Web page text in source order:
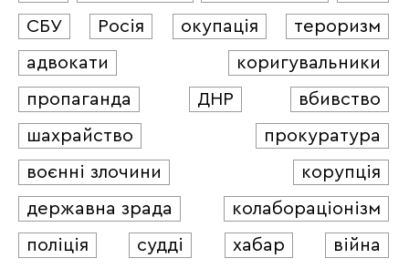
СБУ
Росія окупація
тероризм
адвокати
коригувальники
пропаганда
ДНР
вбивство
шахрайство
прокуратура
воєнні злочини
корупція
державна зрада
колабораціонізм
поліція
судді хабар війна